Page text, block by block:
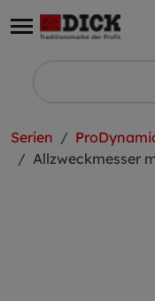
Serien
Allzweckmesser